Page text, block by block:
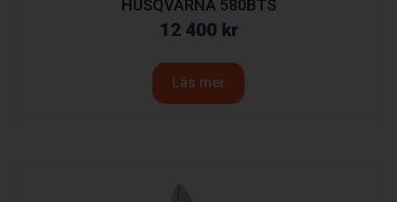
HUSQVARNA 580BTS
12 400 kr
Läs mer